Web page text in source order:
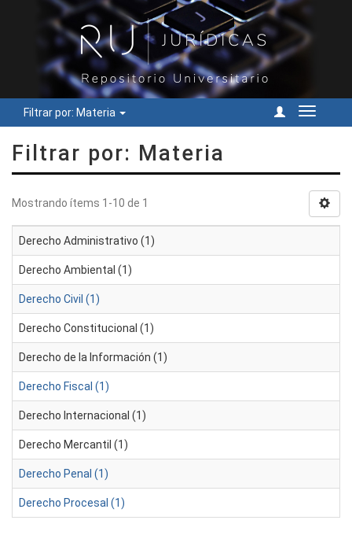
Filtrar por: Materia
Cambiar
Filtrar por: Materia
Mostrando ítems 1-10 de 1
Derecho Administrativo (1)
Derecho Ambiental (1)
Derecho Civil (1)
Derecho Constitucional (1)
Derecho de la Información (1)
Derecho Fiscal (1)
Derecho Internacional (1)
Derecho Mercantil (1)
Derecho Penal (1)
Derecho Procesal (1)